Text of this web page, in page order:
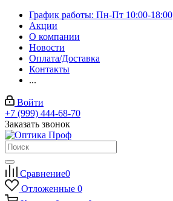
График работы: Пн-Пт 10:00-18:00
Акции
О компании
Новости
Оплата/Доставка
Контакты
...
Войти
+7 (999) 444-68-70
Заказать звонок
Сравнение0
Отложенные 0